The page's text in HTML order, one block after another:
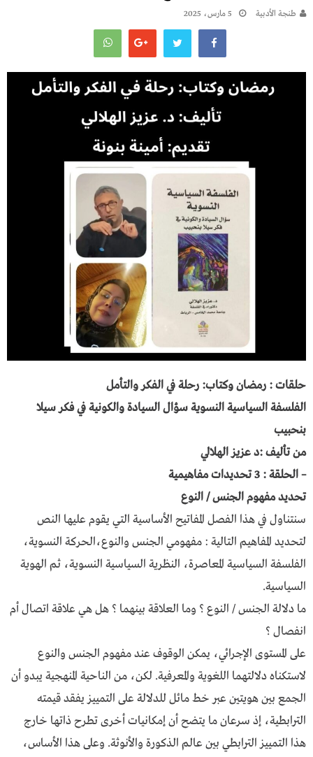
طنجة الأدبية 5 مارس، 2025
حلقات : رمضان وكتاب: رحلة في الفكر والتأمل
الفلسفة السياسية النسوية سؤال السيادة والكونية في فكر سيلا
بنحبيب
من تأليف :د عزيز الهلالي
– الحلقة : 3 تحديدات مفاهيمية
تحديد مفهوم الجنس / النوع
سنتناول في هذا الفصل المفاتيح الأساسية التي يقوم عليها النص
لتحديد المفاهيم التالية : مفهومي الجنس والنوع،الحركة النسوية،
الفلسفة السياسية المعاصرة، النظرية السياسية النسوية، ثم الهوية
السياسية.
ما دلالة الجنس / النوع ؟ وما العلاقة بينهما ؟ هل هي علاقة اتصال أم
انفصال ؟
على المستوى الإجرائي، يمكن الوقوف عند مفهوم الجنس والنوع
لاستكناه دلالتهما اللغوية والمعرفية. لكن، من الناحية المنهجية يبدو أن
الجمع بين هويتين عبر خط مائل للدلالة على التمييز يفقد قيمته
الترابطية، إذ سرعان ما يتضح أن إمكانيات أخرى تطرح ذاتها خارج
هذا التمييز الترابطي بين عالم الذكورة والأنوثة. وعلى هذا الأساس،